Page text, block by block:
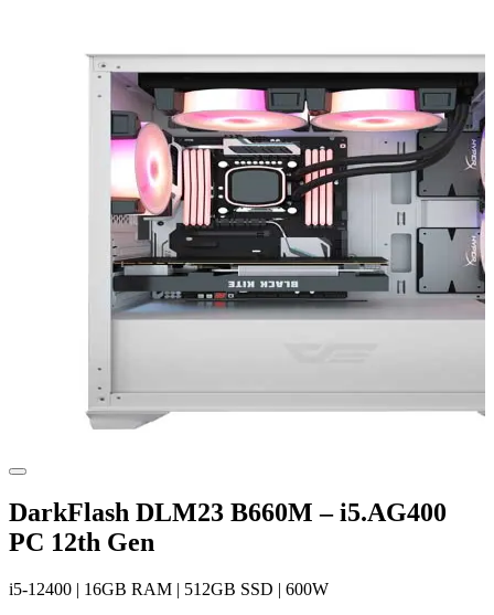
DarkFlash DLM23 B660M – i5.AG400
PC 12th Gen
i5-12400 | 16GB RAM | 512GB SSD | 600W